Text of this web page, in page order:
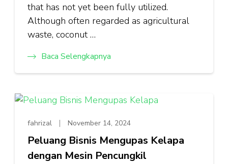
that has not yet been fully utilized.
Although often regarded as agricultural
waste, coconut …
Baca Selengkapnya
fahrizal November 14, 2024
Peluang Bisnis Mengupas Kelapa
dengan Mesin Pencungkil